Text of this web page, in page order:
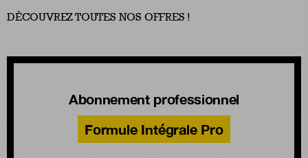
DÉCOUVREZ TOUTES NOS OFFRES !
Abonnement professionnel
Formule Intégrale Pro